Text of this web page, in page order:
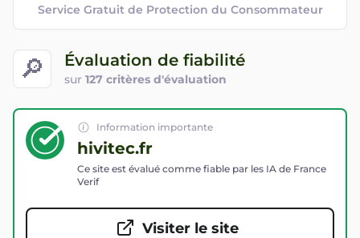
🔎 Évaluation de fiabilité
sur 127 critères d'évaluation
Service Gratuit de Protection du Consommateur
Information importante
hivitec.fr
Ce site est évalué comme fiable par les IA de France
Verif
Visiter le site